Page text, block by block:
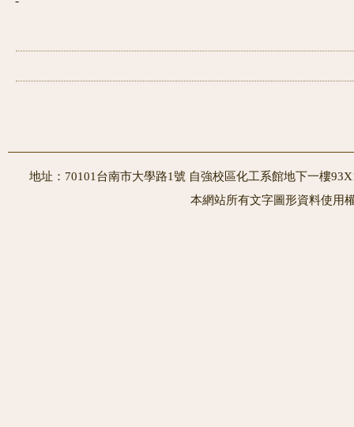
地址：70101台南市大學路1號 自強校區化工系館地下一樓
本網站所有文字圖形資料使用